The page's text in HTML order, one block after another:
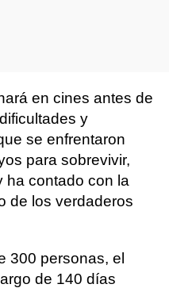
en cines antes de
y
se enfrentaron
para sobrevivir,
ha contado con la
de los verdaderos
300 personas, el
de 140 días